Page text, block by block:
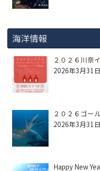
海洋情報
２０２６川奈
2026年3月31日
２０２６ゴー
2026年3月31日
Happy New